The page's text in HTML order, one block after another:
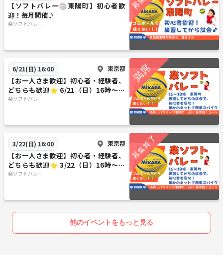
【ソフトバレー🏐東陽町】初心者歓
迎！毎月開催♪
楽ソフトバレー
6/21(日) 16:00 東京都
【お一人さま歓迎】初心者・経験者、
どちらも歓迎⭐︎ 6/21（日）16時〜
東陽町で屋内ソフトバレー⭐︎
楽ソフトバレー
3/22(日) 16:00 東京都
【お一人さま歓迎】初心者・経験者、
どちらも歓迎⭐︎ 3/22（日）16時〜
東陽町で屋内ソフトバレー⭐︎
楽ソフトバレー
他のイベントをもっと見る